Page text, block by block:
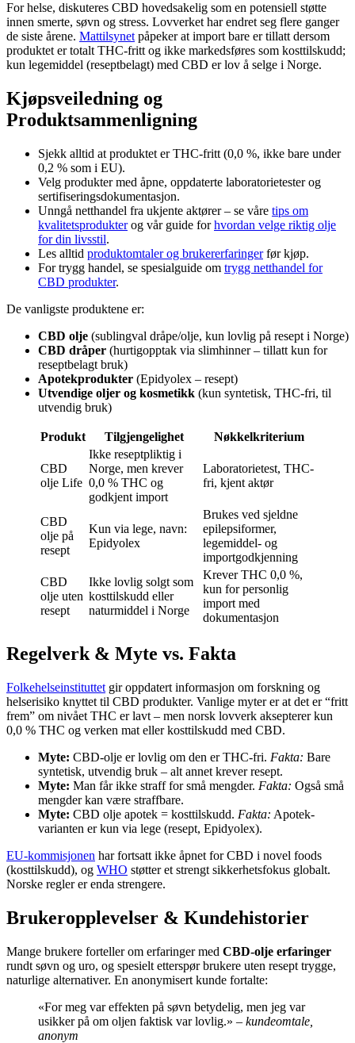
For helse, diskuteres CBD hovedsakelig som en potensiell støtte
innen smerte, søvn og stress. Lovverket har endret seg flere ganger
de siste årene. Mattilsynet påpeker at import bare er tillatt dersom
produktet er totalt THC-fritt og ikke markedsføres som kosttilskudd;
kun legemiddel (reseptbelagt) med CBD er lov å selge i Norge.
Kjøpsveiledning og
Produktsammenligning
Sjekk alltid at produktet er THC-fritt (0,0 %, ikke bare under
0,2 % som i EU).
Velg produkter med åpne, oppdaterte laboratorietester og
sertifiseringsdokumentasjon.
Unngå netthandel fra ukjente aktører – se våre tips om
kvalitetsprodukterog vår guide forhvordan velge riktig olje
for din livsstil.
Les alltid produktomtaler og brukererfaringerfør kjøp.
For trygg handel, se spesialguide om trygg netthandel for
CBD produkter.
De vanligste produktene er:
CBD olje (sublingval dråpe/olje, kun lovlig på resept i Norge)
CBD dråper (hurtigopptak via slimhinner – tillatt kun for
reseptbelagt bruk)
Apotekprodukter (Epidyolex – resept)
Utvendige oljer og kosmetikk (kun syntetisk, THC-fri, til
utvendig bruk)
Produkt Tilgjengelighet Nøkkelkriterium
CBD
olje Life
Ikke reseptpliktig i
Norge, men krever
0,0 % THC og
godkjent import
Laboratorietest, THC-
fri, kjent aktør
CBD
olje på
resept
Kun via lege, navn:
Epidyolex
Brukes ved sjeldne
epilepsiformer,
legemiddel- og
importgodkjenning
CBD
olje uten
resept
Ikke lovlig solgt som
kosttilskudd eller
naturmiddel i Norge
Krever THC 0,0 %,
kun for personlig
import med
dokumentasjon
Regelverk & Myte vs. Fakta
Folkehelseinstituttet gir oppdatert informasjon om forskning og
helserisiko knyttet til CBD produkter. Vanlige myter er at det er “fritt
frem” om nivået THC er lavt – men norsk lovverk aksepterer kun
0,0 % THC og verken mat eller kosttilskudd med CBD.
Myte: CBD-olje er lovlig om den er THC-fri. Fakta: Bare
syntetisk, utvendig bruk – alt annet krever resept.
Myte: Man får ikke straff for små mengder. Fakta: Også små
mengder kan være straffbare.
Myte: CBD olje apotek = kosttilskudd. Fakta: Apotek-
varianten er kun via lege (resept, Epidyolex).
EU-kommisjonen har fortsatt ikke åpnet for CBD i novel foods
(kosttilskudd), og WHO støtter et strengt sikkerhetsfokus globalt.
Norske regler er enda strengere.
Brukeropplevelser & Kundehistorier
Mange brukere forteller om erfaringer med CBD-olje erfaringer
rundt søvn og uro, og spesielt etterspør brukere uten resept trygge,
naturlige alternativer. En anonymisert kunde fortalte:
«For meg var effekten på søvn betydelig, men jeg var
usikker på om oljen faktisk var lovlig.» – kundeomtale,
anonym